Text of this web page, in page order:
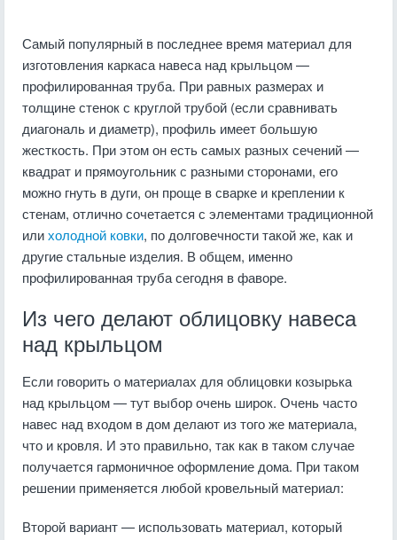
Самый популярный в последнее время материал для
изготовления каркаса навеса над крыльцом —
профилированная труба. При равных размерах и
толщине стенок с круглой трубой (если сравнивать
диагональ и диаметр), профиль имеет большую
жесткость. При этом он есть самых разных сечений —
квадрат и прямоугольник с разными сторонами, его
можно гнуть в дуги, он проще в сварке и креплении к
стенам, отлично сочетается с элементами традиционной
илихолодной ковки, по долговечности такой же, как и
другие стальные изделия. В общем, именно
профилированная труба сегодня в фаворе.
Из чего делают облицовку навеса
над крыльцом
Если говорить о материалах для облицовки козырька
над крыльцом — тут выбор очень широк. Очень часто
навес над входом в дом делают из того же материала,
что и кровля. И это правильно, так как в таком случае
получается гармоничное оформление дома. При таком
решении применяется любой кровельный материал:
Второй вариант — использовать материал, который